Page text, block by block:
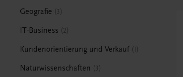
Geografie 3
IT-Business 2
Kundenorientierung und Verkauf 1
Naturwissenschaften 3